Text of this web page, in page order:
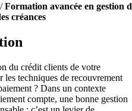
/Formation avancée en gestion
créances
du crédit clients de votre
les techniques de recouvrement
? Dans un contexte
compte, une bonne gestion